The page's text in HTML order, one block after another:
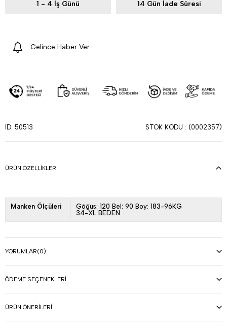
1 - 4 İş Günü
14 Gün İade Süresi
Gelince Haber Ver
ID: 50513 STOK KODU (0002357)
ÜRÜN ÖZELLIKLERI
Manken Ölçüleri
Göğüs: 120 Bel: 90 Boy: 183-96KG
34-XL BEDEN
YORUMLAR(0)
ÖDEME SEÇENEKLERI
ÜRÜN ÖNERILERI